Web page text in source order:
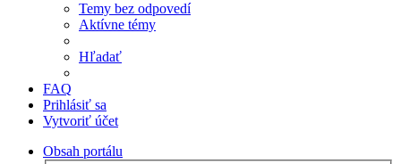
Temy bez odpovedí
Aktívne témy
Hľadať
FAQ
Prihlásiť sa
Vytvoriť účet
Obsah portálu